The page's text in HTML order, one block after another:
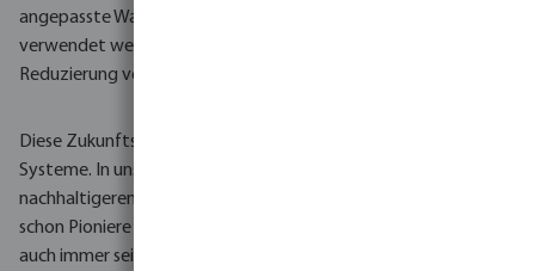
angepasste Wassermenge, die von der Gärtnerei zum Gießen
verwendet werden kann, zur Einsparung von Wasser und zur
Reduzierung von Kosten.
Diese Zukunftsvision erfordert innovative Ideen für effizientere
Systeme. In unserem Service Center suchen wir nach
nachhaltigeren Lösungen. Deshalb waren und sind wir immer
schon Pioniere in der Wasserindustrie gewesen und werden es
auch immer sein.